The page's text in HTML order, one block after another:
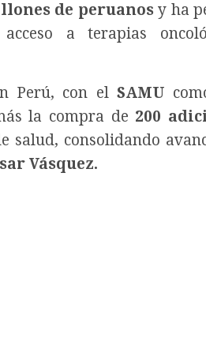
de peruanos y ha
a terapias
Perú, con elSAMU
la compra de 200
salud, consolidando
Vásquez.